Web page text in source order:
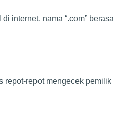
internet. nama “.com” berasal
repot-repot mengecek pemilik